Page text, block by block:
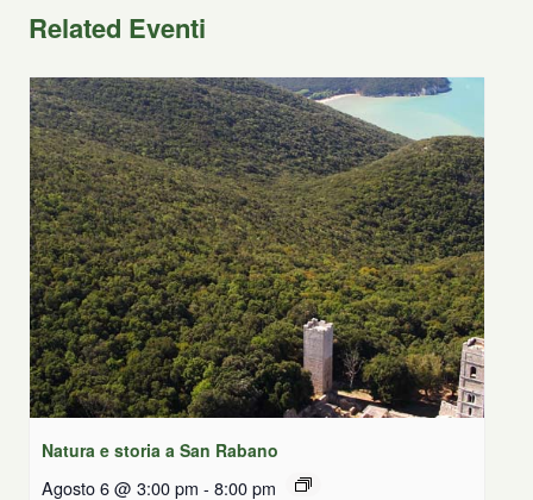
Related Eventi
Natura e storia a San Rabano
Agosto 6 @ 3:00 pm - 8:00 pm